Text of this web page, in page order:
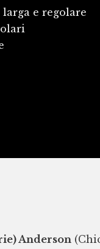
e regolare
Anderson